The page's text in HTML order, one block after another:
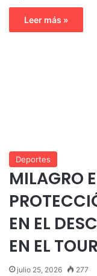
Leer más »
Deportes
MILAGRO
EN EL
EN EL
julio 25, 2026 277